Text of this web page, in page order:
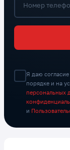
Номер
Я даю
порядке и на
персональных
и